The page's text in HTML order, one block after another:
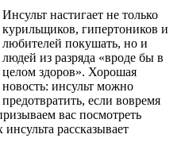
Инсульт настигает не только
курильщиков, гипертоников и
любителей покушать, но и
людей из разряда «вроде бы в
целом здоров». Хорошая
новость: инсульт можно
предотвратить, если вовремя
вас посмотреть
рассказывает